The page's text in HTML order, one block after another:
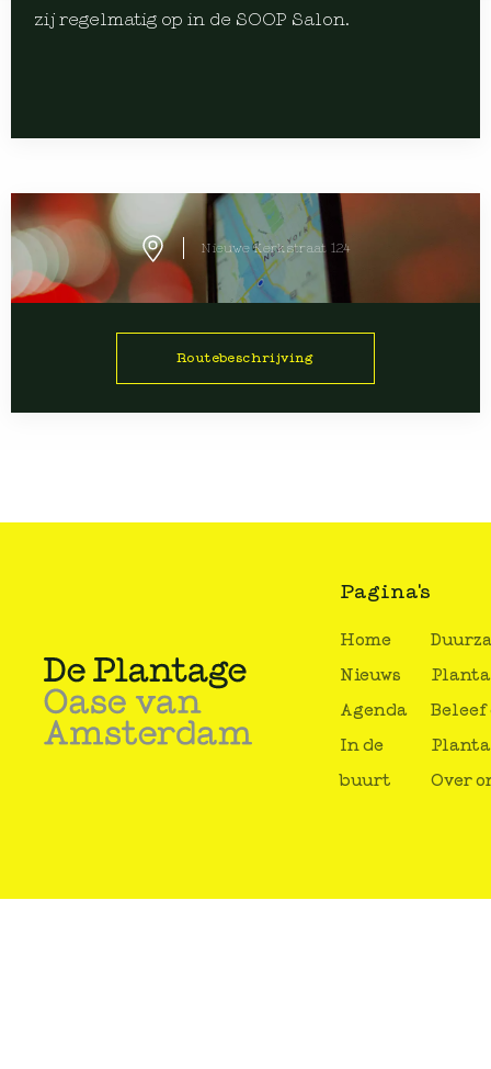
zij regelmatig op in de SOOP Salon.
Nieuwe Kerkstraat 124
Routebeschrijving
Pagina's
Home
Nieuws
Agenda
In de
buurt
Beleef
Over